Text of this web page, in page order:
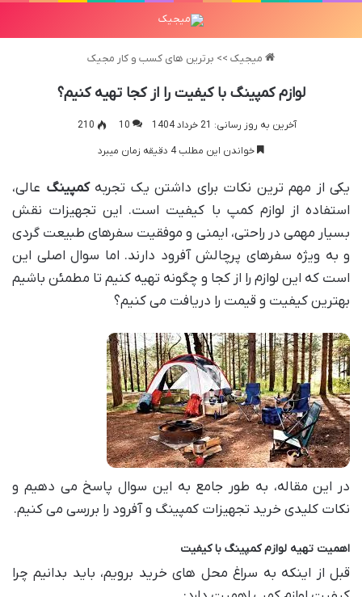
میجیک >> برترین های کسب و کار مجیک
لوازم کمپینگ با کیفیت را از کجا تهیه کنیم؟
آخرین به روز رسانی: 21 خرداد 1404 10
210
خواندن این مطلب 4 دقیقه زمان میبرد
یکی از مهم ترین نکات برای داشتن یک تجربهکمپینگ عالی،
استفاده از لوازم کمپ با کیفیت است. این تجهیزات نقش
بسیار مهمی در راحتی، ایمنی و موفقیت سفرهای طبیعت گردی
و به ویژه سفرهای پرچالش آفرود دارند. اما سوال اصلی این
است که این لوازم را از کجا و چگونه تهیه کنیم تا مطمئن باشیم
بهترین کیفیت و قیمت را دریافت می کنیم؟
در این مقاله، به طور جامع به این سوال پاسخ می دهیم و
نکات کلیدی خرید تجهیزات کمپینگ و آفرود را بررسی می کنیم.
اهمیت تهیه لوازم کمپینگ با کیفیت
قبل از اینکه به سراغ محل های خرید برویم، باید بدانیم چرا